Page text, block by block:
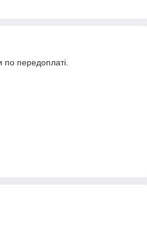
по передоплаті.